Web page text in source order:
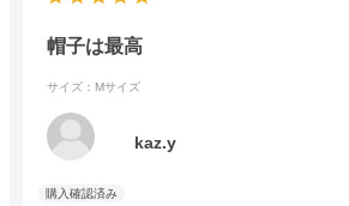
帽子は最高
サイズ：Mサイズ
kaz.y